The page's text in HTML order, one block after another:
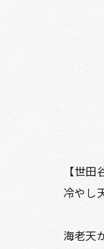
【世
冷やし
海老天